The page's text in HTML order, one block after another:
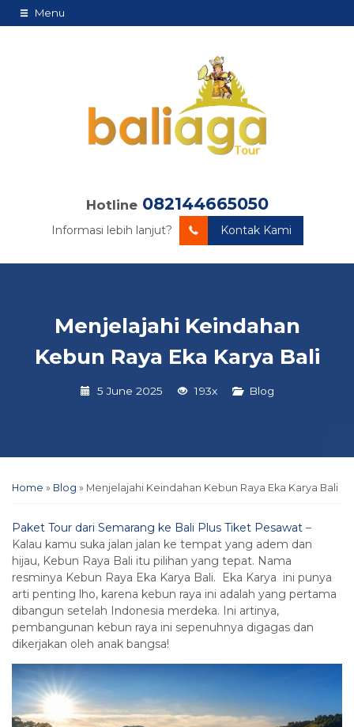
Menu
Hotline 082144665050
Informasi lebih lanjut? Kontak Kami
Menjelajahi Keindahan
Kebun Raya Eka Karya Bali
5 June 2025 193x Blog
Home » Blog » Menjelajahi Keindahan Kebun Raya Eka Karya Bali
Paket Tour dari Semarang ke Bali Plus Tiket Pesawat –
Kalau kamu suka jalan jalan ke tempat yang adem dan
hijau, Kebun Raya Bali itu pilihan yang tepat. Nama
resminya Kebun Raya Eka Karya Bali. Eka Karya ini punya
arti penting lho, karena kebun raya ini adalah yang pertama
dibangun setelah Indonesia merdeka. Ini artinya,
pembangunan kebun raya ini sepenuhnya digagas dan
dikerjakan oleh anak bangsa!